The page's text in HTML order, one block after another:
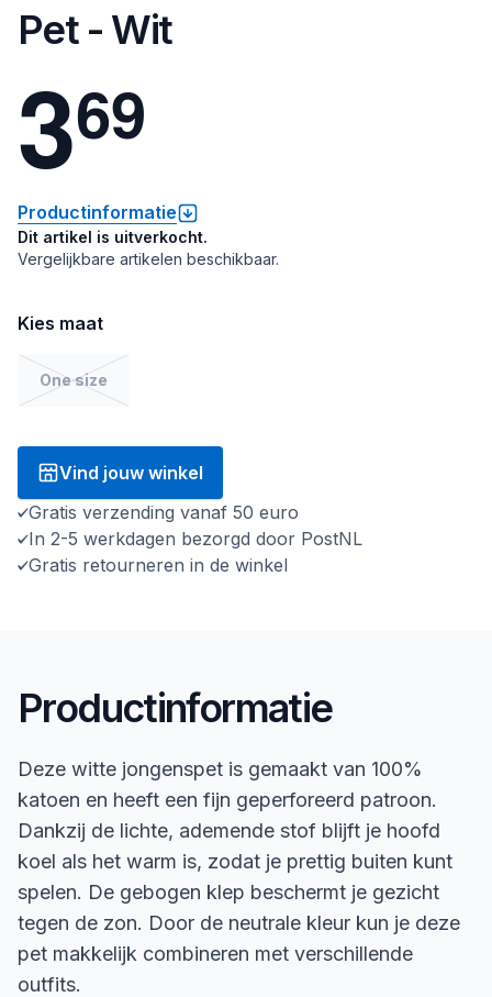
Pet - Wit
369
Productinformatie
Dit artikel is uitverkocht.
Vergelijkbare artikelen beschikbaar.
Kies maat
One size
Vind jouw winkel
Gratis verzending vanaf 50 euro
In 2-5 werkdagen bezorgd door PostNL
Gratis retourneren in de winkel
Productinformatie
Deze witte jongenspet is gemaakt van 100%
katoen en heeft een fijn geperforeerd patroon.
Dankzij de lichte, ademende stof blijft je hoofd
koel als het warm is, zodat je prettig buiten kunt
spelen. De gebogen klep beschermt je gezicht
tegen de zon. Door de neutrale kleur kun je deze
pet makkelijk combineren met verschillende
outfits.